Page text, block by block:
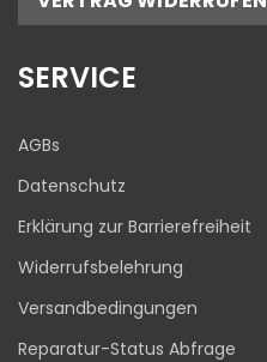
Bewertungen von
1
anderen Quelle
SERVICE
AGBs
Datenschutz
Erklärung zur Barrierefreiheit
Widerrufsbelehrung
Versandbedingungen
Reparatur-Status Abfrage